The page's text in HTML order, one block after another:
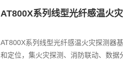
AT800X系列线型光纤感温火
AT800X系列线型光纤感温火灾探测器
和定位，集火灾探测、消防联动、数据